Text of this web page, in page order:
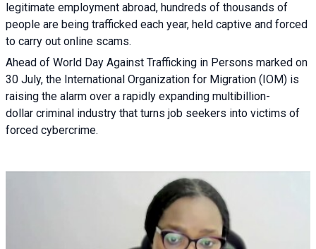
legitimate employment abroad, hundreds of thousands of
people are being trafficked each year, held captive and forced
to carry out online scams.
Ahead of World Day Against Trafficking in Persons marked on
30 July, the International Organization for Migration (IOM) is
raising the alarm over a rapidly expanding multibillion-
dollar criminal industry that turns job seekers into victims of
forced cybercrime.